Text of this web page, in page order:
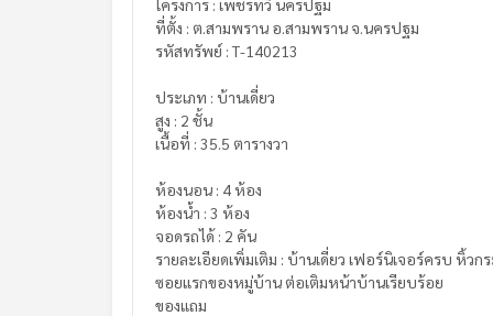
ที่ตั้ง : ต.สามพราน อ.สามพราน จ.นครปฐม
รหัสทรัพย์ : T-140213
ประเภท : บ้านเดี่ยว
สูง : 2 ชั้น
เนื้อที่ : 35.5 ตารางวา
ห้องนอน : 4 ห้อง
ห้องน้ำ : 3 ห้อง
จอดรถได้ : 2 คัน
รายละเอียดเพิ่มเติม : บ้านเดี่ยว เฟอร์นิเจอร์ครบ หิ้วก
ซอยแรกของหมู่บ้าน ต่อเติมหน้าบ้านเรียบร้อย
ของแถม